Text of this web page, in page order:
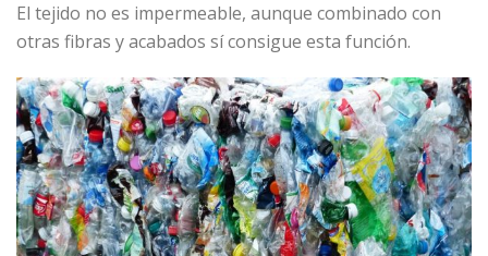
El tejido no es impermeable, aunque combinado con
otras fibras y acabados sí consigue esta función.